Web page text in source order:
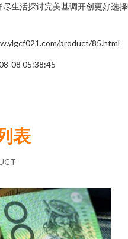
生活探讨完美基调开创更好选
product/85.html
08 05:38:45
表